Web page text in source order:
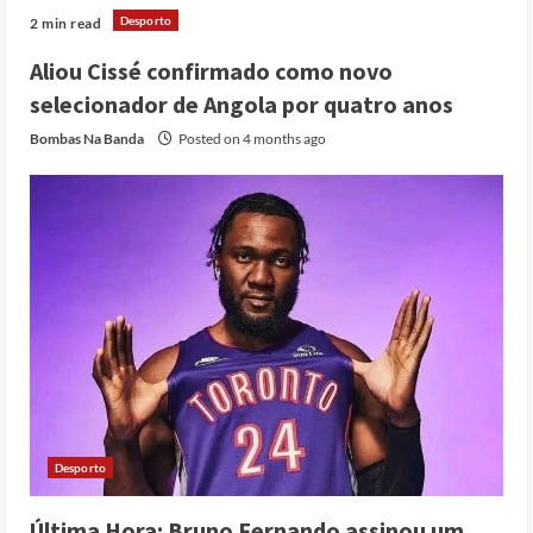
2 min read Desporto
Aliou Cissé confirmado como novo
selecionador de Angola por quatro anos
Bombas Na Banda Posted on 4 months ago
Desporto